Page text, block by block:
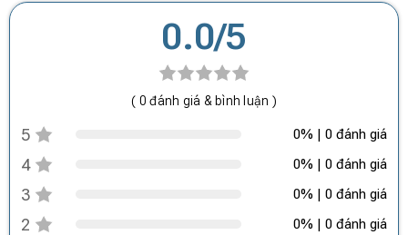
0.0/5
( 0 đánh giá & bình luận )
5 0% | 0 đánh giá
4 0% | 0 đánh giá
3 0% | 0 đánh giá
2 0% | 0 đánh giá